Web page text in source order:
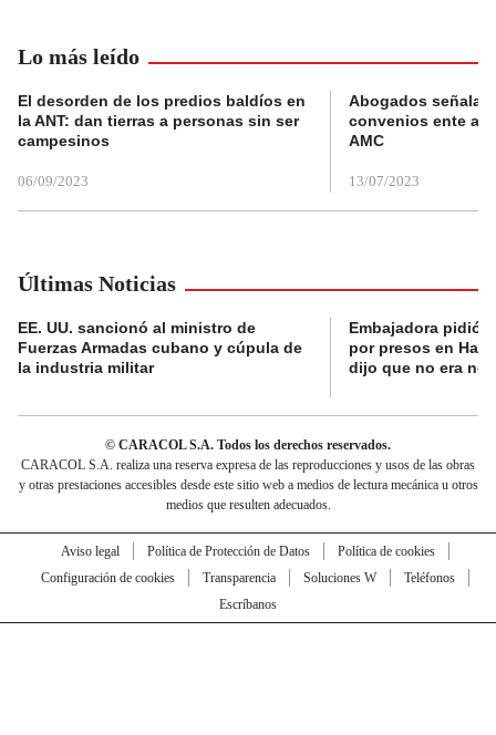
Lo más leído
El desorden de los predios baldíos en
la ANT: dan tierras a personas sin ser
campesinos
06/09/2023
Abogados
convenios ente
AMC
13/07/2023
Últimas Noticias
EE. UU. sancionó al ministro de
Fuerzas Armadas cubano y cúpula de
la industria militar
Embajadora pidió
por presos en
dijo que no era
© CARACOL S.A. Todos los derechos reservados.
CARACOL S.A. realiza una reserva expresa de las reproducciones y usos de las obras
y otras prestaciones accesibles desde este sitio web a medios de lectura mecánica u otros
medios que resulten adecuados.
Aviso legal Política de Protección de Datos
Política de cookies
Configuración de cookies
Transparencia Soluciones W
Teléfonos
Escríbanos